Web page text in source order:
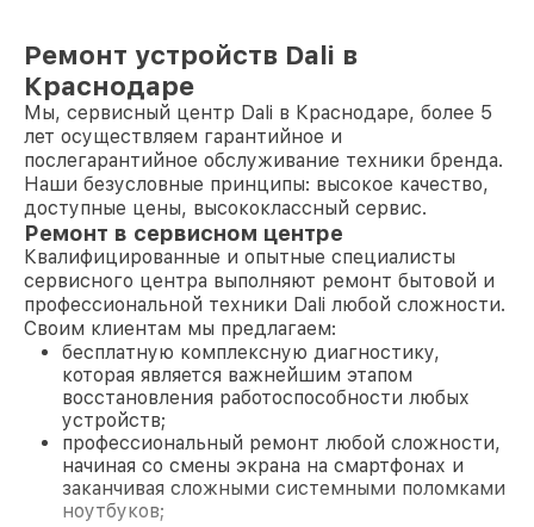
Ремонт устройств Dali в
Краснодаре
Мы, сервисный центр Dali в Краснодаре, более 5
лет осуществляем гарантийное и
послегарантийное обслуживание техники бренда.
Наши безусловные принципы: высокое качество,
доступные цены, высококлассный сервис.
Ремонт в сервисном центре
Квалифицированные и опытные специалисты
сервисного центра выполняют ремонт бытовой и
профессиональной техники Dali любой сложности.
Своим клиентам мы предлагаем:
бесплатную комплексную диагностику,
которая является важнейшим этапом
восстановления работоспособности любых
устройств;
профессиональный ремонт любой сложности,
начиная со смены экрана на смартфонах и
заканчивая сложными системными поломками
ноутбуков;